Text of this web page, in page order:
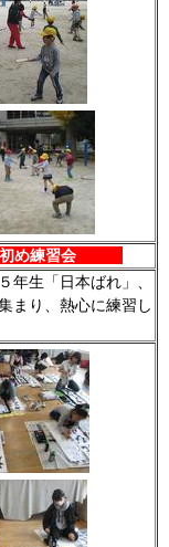
め練習会
生「日本ばれ」、
まり、熱心に練習し